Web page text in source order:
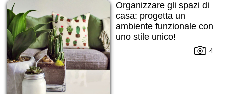
Organizzare gli spazi di
casa: progetta un
ambiente funzionale con
uno stile unico!
4